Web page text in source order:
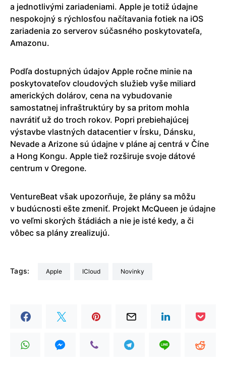
a jednotlivými zariadeniami. Apple je totiž údajne
nespokojný s rýchlosťou načítavania fotiek na iOS
zariadenia zo serverov súčasného poskytovateľa,
Amazonu.
Podľa dostupných údajov Apple ročne minie na
poskytovateľov cloudových služieb vyše miliard
amerických dolárov, cena na vybudovanie
samostatnej infraštruktúry by sa pritom mohla
navrátiť už do troch rokov. Popri prebiehajúcej
výstavbe vlastných datacentier v Írsku, Dánsku,
Nevade a Arizone sú údajne v pláne aj centrá v Číne
a Hong Kongu. Apple tiež rozširuje svoje dátové
centrum v Oregone.
VentureBeat však upozorňuje, že plány sa môžu
v budúcnosti ešte zmeniť. Projekt McQueen je údajne
vo veľmi skorých štádiách a nie je isté kedy, a či
vôbec sa plány zrealizujú.
Tags: Apple iCloud Novinky